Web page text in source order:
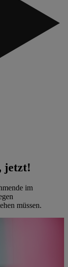
jetzt!
im
müssen.